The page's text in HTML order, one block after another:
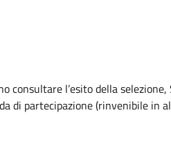
consultare l’esito della selezione,
di partecipazione (rinvenibile in